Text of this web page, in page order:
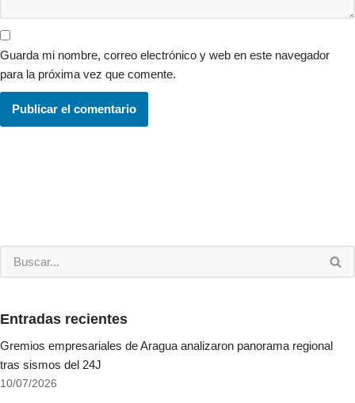
Guarda mi nombre, correo electrónico y web en este navegador
para la próxima vez que comente.
Entradas recientes
Gremios empresariales de Aragua analizaron panorama regional
tras sismos del 24J
10/07/2026